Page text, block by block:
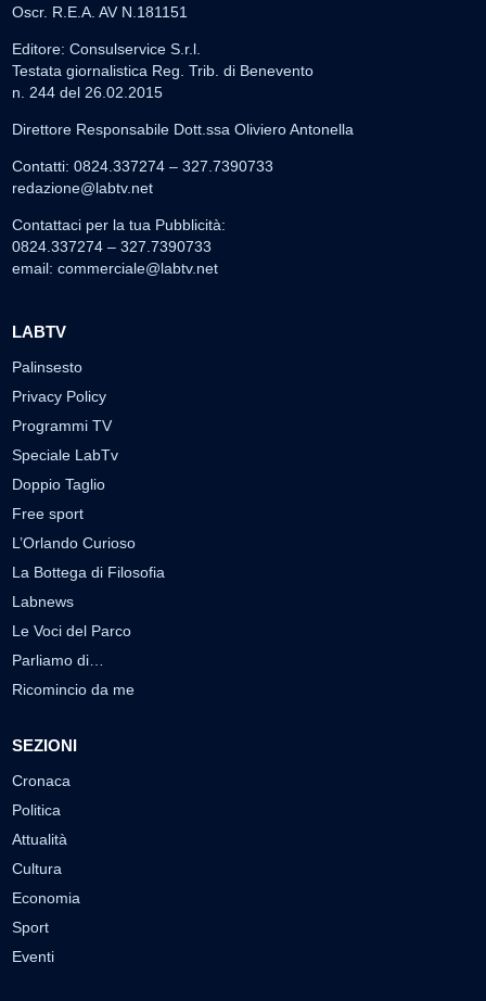
Oscr. R.E.A. AV N.181151
Editore: Consulservice S.r.l.
Testata giornalistica Reg. Trib. di Benevento
n. 244 del 26.02.2015
Direttore Responsabile Dott.ssa Oliviero Antonella
Contatti: 0824.337274 – 327.7390733
redazione@labtv.net
Contattaci per la tua Pubblicità:
0824.337274 – 327.7390733
email: commerciale@labtv.net
LABTV
Palinsesto
Privacy Policy
Programmi TV
Speciale LabTv
Doppio Taglio
Free sport
L’Orlando Curioso
La Bottega di Filosofia
Labnews
Le Voci del Parco
Parliamo di…
Ricomincio da me
SEZIONI
Cronaca
Politica
Attualità
Cultura
Economia
Sport
Eventi